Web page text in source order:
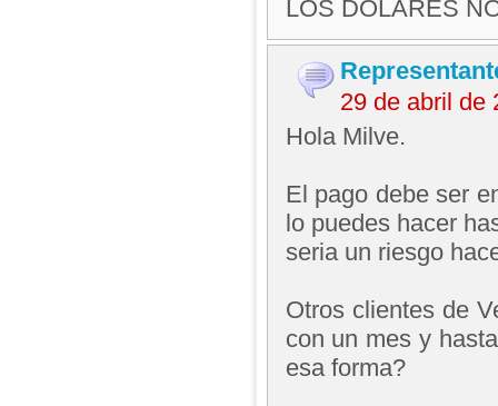
LOS DOLARES
29 de abril de
Hola Milve.
El pago debe ser
lo puedes hacer
seria un riesgo
Otros clientes de
con un mes y
esa forma?